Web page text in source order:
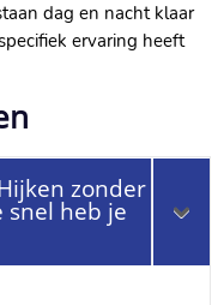
dag en nacht klaar
ervaring heeft
zonder
snel heb je